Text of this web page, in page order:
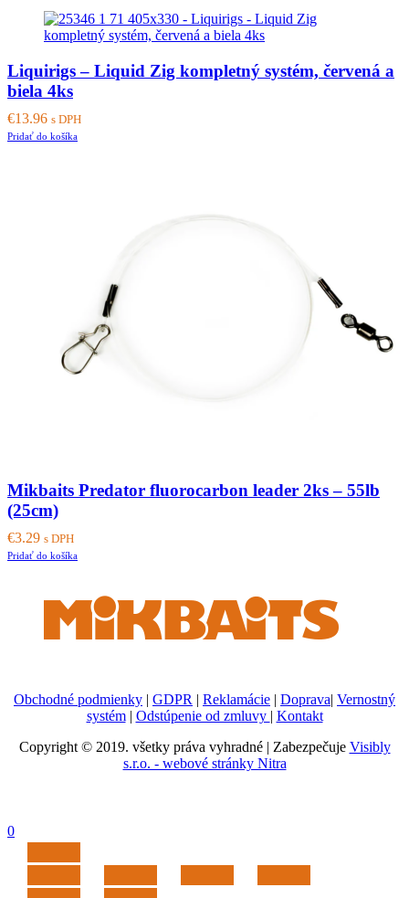
Liquirigs – Liquid Zig kompletný systém, červená a
biela 4ks
€13.96 s DPH
Pridať do košíka
Mikbaits Predator fluorocarbon leader 2ks – 55lb
(25cm)
€3.29 s DPH
Pridať do košíka
Obchodné podmienky | GDPR | Reklamácie | Doprava| Vernostný
systém| Odstúpenie od zmluvy | Kontakt
Copyright © 2019. všetky práva vyhradné | Zabezpečuje Visibly
s.r.o. - webové stránky Nitra
0